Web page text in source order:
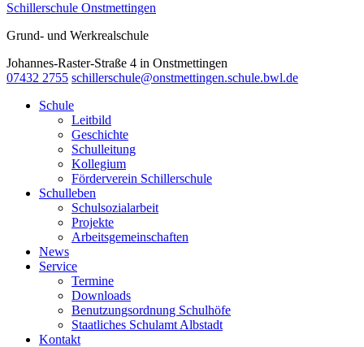
Schillerschule Onstmettingen
Grund- und Werkrealschule
Johannes-Raster-Straße 4 in Onstmettingen
07432 2755 schillerschule@onstmettingen.schule.bwl.de
Schule
Leitbild
Geschichte
Schulleitung
Kollegium
Förderverein Schillerschule
Schulleben
Schulsozialarbeit
Projekte
Arbeitsgemeinschaften
News
Service
Termine
Downloads
Benutzungsordnung Schulhöfe
Staatliches Schulamt Albstadt
Kontakt